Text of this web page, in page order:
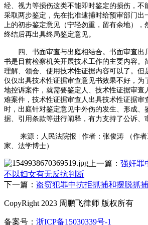
经、视力等损伤这类不能即时鉴定的损伤，不
采取两步鉴定，先在批准逮捕时给预审部门出
上的初步鉴定意见（宁轻勿重，留有余地）
终结后再出具终局鉴定意见。
四、书面审查与出庭相结合。书面审查出
书是目前检察机关开展技术工作的主要内容。
理解、领会、使用技术性证据内容可以了。但
仅仅出具技术性证据审查意见书效果不好，为
地控诉案件，就需要鉴定人、技术性证据审查
难案件，技术性证据审查人出具技术性证据审
时，出庭针对鉴定意见中外伤的发生、形成、
据、引用条款等进行阐释，有力支持了公诉、
来源：人民法院报 作者：张俊涛
（作
家、法学博士）
上一篇： 强奸罪
不以妇女有无反抗判断
下一篇： 盗窃犯罪中抗拒抓捕和摆脱抓
CopyRight 2023 周鹏飞律师 版权所有
备案号： 浙ICP备15030339号-1